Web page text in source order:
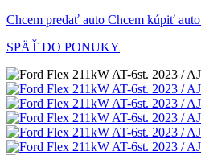
Chcem predať auto Chcem kúpiť auto
SPÄŤ DO PONUKY